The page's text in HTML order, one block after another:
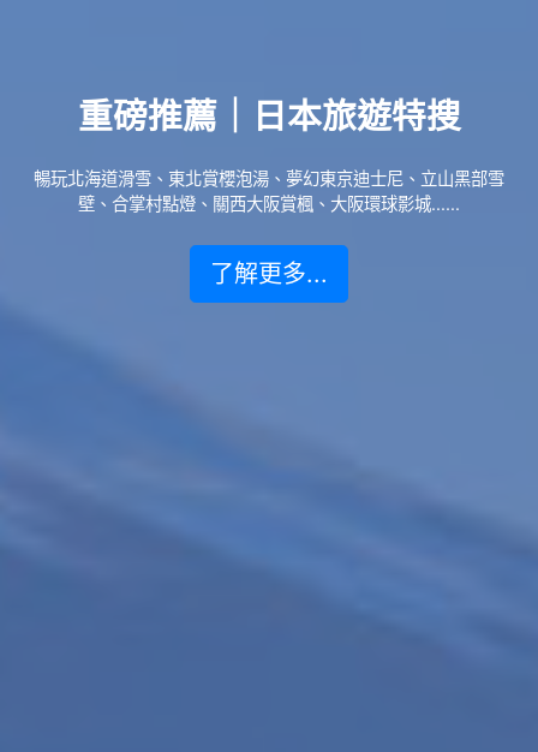
重磅推薦｜日本旅遊特搜
暢玩北海道滑雪、東北賞櫻泡湯、夢幻東京迪士尼、立山黑部雪
壁、合掌村點燈、關西大阪賞楓、大阪環球影城......
了解更多...